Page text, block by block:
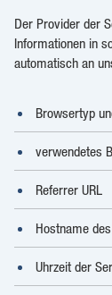
Der Provider der
Informationen in
automatisch an
Browsertyp
verwendetes
Referrer URL
Hostname
Uhrzeit der